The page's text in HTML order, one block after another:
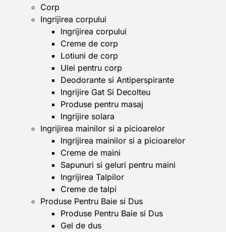
Corp
Ingrijirea corpului
Ingrijirea corpului
Creme de corp
Lotiuni de corp
Ulei pentru corp
Deodorante si Antiperspirante
Ingrijire Gat Si Decolteu
Produse pentru masaj
Ingrijire solara
Ingrijirea mainilor si a picioarelor
Ingrijirea mainilor si a picioarelor
Creme de maini
Sapunuri si geluri pentru maini
Ingrijirea Talpilor
Creme de talpi
Produse Pentru Baie si Dus
Produse Pentru Baie si Dus
Gel de dus